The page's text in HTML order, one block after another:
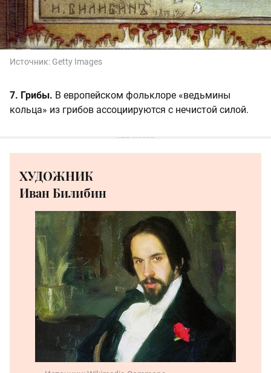
Источник: Getty Images
7. Грибы. В европейском фольклоре «ведьмины
кольца» из грибов ассоциируются с нечистой силой.
ХУДОЖНИК
Иван Билибин